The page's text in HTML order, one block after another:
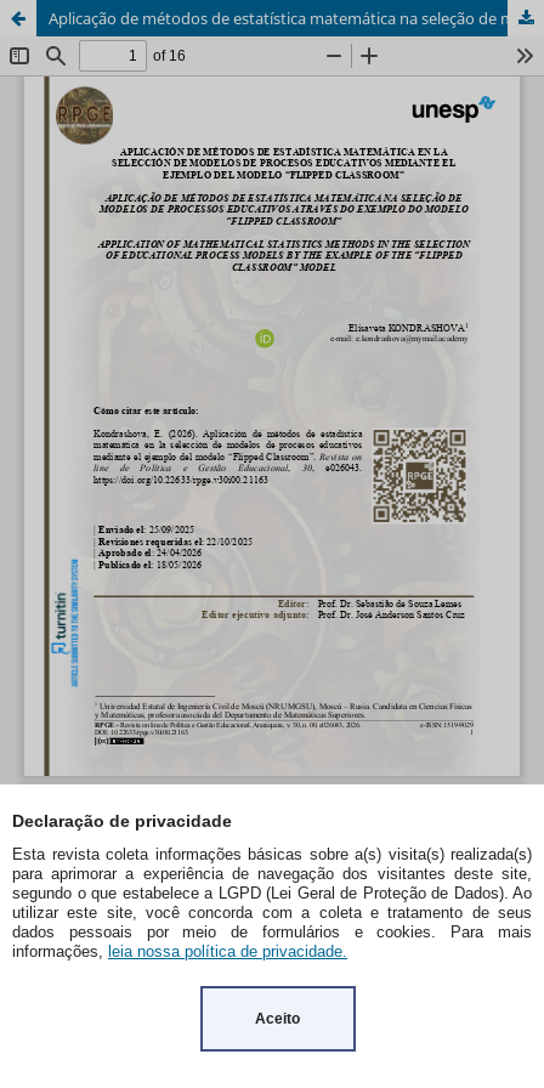
Declaração de privacidade
Esta revista coleta informações básicas sobre a(s) visita(s) realizada(s)
para aprimorar a experiência de navegação dos visitantes deste site,
segundo o que estabelece a LGPD (Lei Geral de Proteção de Dados). Ao
utilizar este site, você concorda com a coleta e tratamento de seus
dados pessoais por meio de formulários e cookies. Para mais
informações, leia nossa política de privacidade.
Aceito
Aplicação de métodos de estatística matemática na seleção de modelos de processos educativos através do exemplo do modelo “Flipped Classroom”